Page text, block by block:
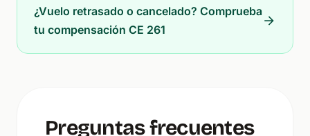
¿Vuelo retrasado o cancelado? Comprueba
tu compensación CE 261
Preguntas frecuentes